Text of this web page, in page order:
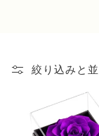
絞り込みと並